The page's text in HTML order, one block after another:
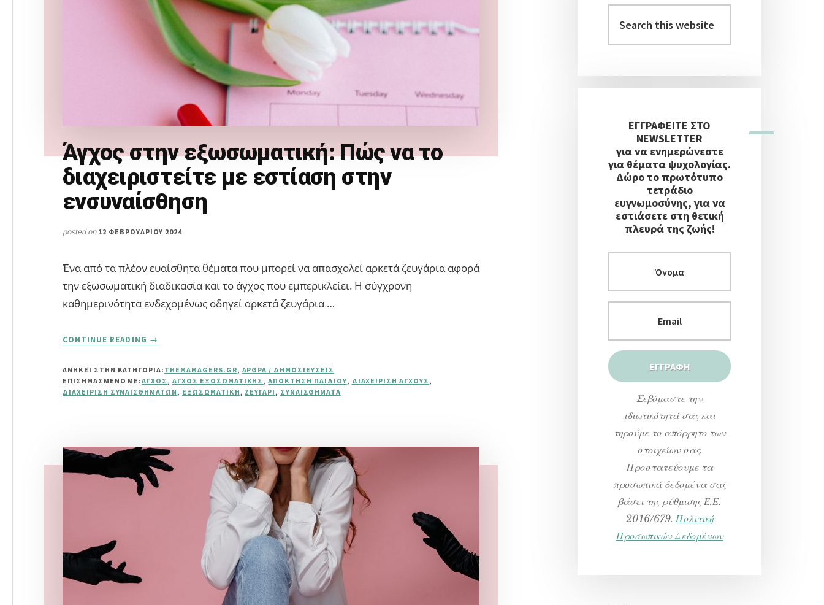
Άγχος στην εξωσωματική: Πώς να το
διαχειριστείτε με εστίαση στην
ενσυναίσθηση
posted on 12 ΦΕΒΡΟΥΑΡΊΟΥ 2024
Ένα από τα πλέον ευαίσθητα θέματα που μπορεί να απασχολεί αρκετά ζευγάρια αφορά
την εξωσωματική διαδικασία και το άγχος που εμπερικλείει. Η σύγχρονη
καθημερινότητα ενδεχομένως οδηγεί αρκετά ζευγάρια …
CONTINUE READING
ΆΓΧΟΣ
ΕΞΩΣΩΜΑΤΙΚΉ:
ΠΏΣ
ΕΣΤΊΑΣΗ
ΣΤΗΝ
ΕΝΣΥΝΑΊΣΘΗΣΗ
→
ΑΝΗΚΕΙ ΣΤΗΝ ΚΑΤΗΓΟΡΙΑ: THEMAMAGERS.GR, ΆΡΘΡΑ / ΔΗΜΟΣΙΕΎΣΕΙΣ
ΕΠΙΣΗΜΑΣΜΈΝΟ ΜΕ:ΆΓΧΟΣ,ΆΓΧΟΣ ΕΞΩΣΩΜΑΤΙΚΉΣ,ΑΠΌΚΤΗΣΗ ΠΑΙΔΙΟΎ, ΔΙΑΧΕΊΡΙΣΗ ΆΓΧΟΥΣ,
ΔΙΑΧΕΊΡΙΣΗ ΣΥΝΑΙΣΘΗΜΆΤΩΝ, ΕΞΩΣΩΜΑΤΙΚΉ, ΖΕΥΓΆΡΙ, ΣΥΝΑΙΣΘΉΜΑΤΑ
Στήλη
this
website
ΕΓΓΡΑΦΕΙΤΕ ΣΤΟ
NEWSLETTER
για να ενημερώνεστε
για θέματα ψυχολογίας.
Δώρο το πρωτότυπο
τετράδιο
ευγνωμοσύνης, για να
εστιάσετε στη θετική
πλευρά της ζωής!
Σεβόμαστε την
ιδιωτικότητά σας και
τηρούμε το απόρρητο των
στοιχείων σας.
Προστατεύουμε τα
προσωπικά δεδομένα σας
βάσει της ρύθμισης Ε.Ε.
2016/679. Πολιτική
Προσωπικών Δεδομένων